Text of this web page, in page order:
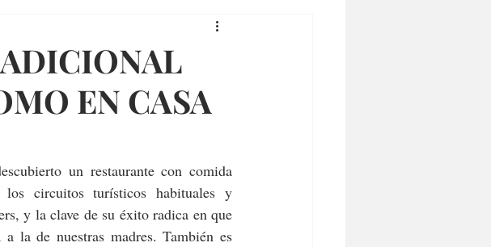
EN CASA
un restaurante con comida
los circuitos turísticos habituales y
y la clave de su éxito radica en que
la de nuestras madres. También es